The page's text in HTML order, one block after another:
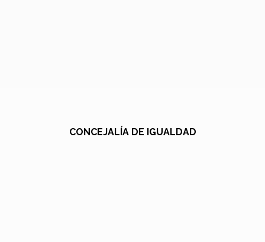
CONCEJALÍA DE IGUALDAD